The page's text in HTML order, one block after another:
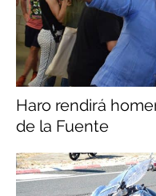
Haro rendirá
de la Fuente